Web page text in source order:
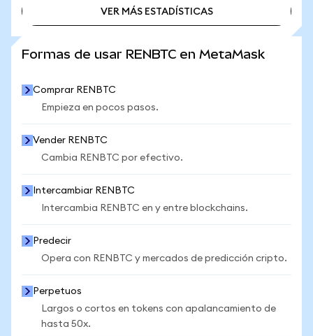
VER MÁS ESTADÍSTICAS
Formas de usar RENBTC en MetaMask
Comprar RENBTC
Empieza en pocos pasos.
Vender RENBTC
Cambia RENBTC por efectivo.
Intercambiar RENBTC
Intercambia RENBTC en y entre blockchains.
Predecir
Opera con RENBTC y mercados de predicción cripto.
Perpetuos
Largos o cortos en tokens con apalancamiento de
hasta 50x.